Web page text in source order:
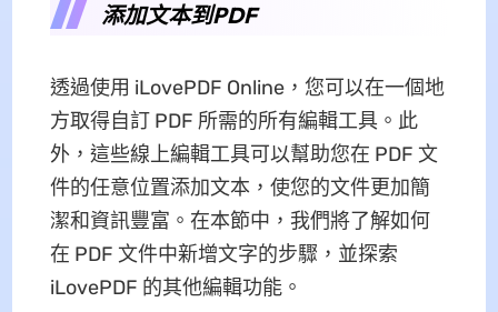
添加文本到PDF
透過使用 iLovePDF Online，您可以在一個地
方取得自訂 PDF 所需的所有編輯工具。此
外，這些線上編輯工具可以幫助您在 PDF 文
件的任意位置添加文本，使您的文件更加簡
潔和資訊豐富。在本節中，我們將了解如何
在 PDF 文件中新增文字的步驟，並探索
iLovePDF 的其他編輯功能。